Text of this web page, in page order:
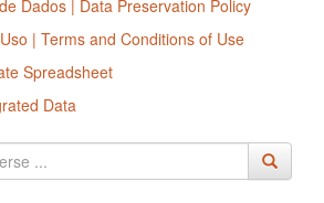
Dados | Data Preservation Policy
| Terms and Conditions of Use
Spreadsheet
Data